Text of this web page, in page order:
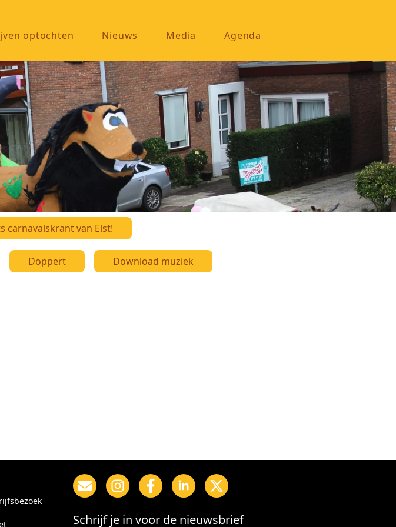
optochten Nieuws Media Agenda
carnavalskrant van Elst!
Döppert Download muziek
Schrijf je in voor de nieuwsbrief